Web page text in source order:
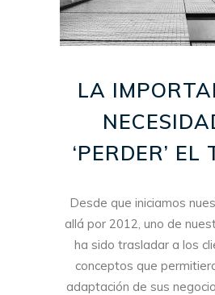
LA
‘PERDER’ EL
Desde que iniciamos
allá por 2012, uno de
ha sido trasladar a los
conceptos que
adaptación de sus